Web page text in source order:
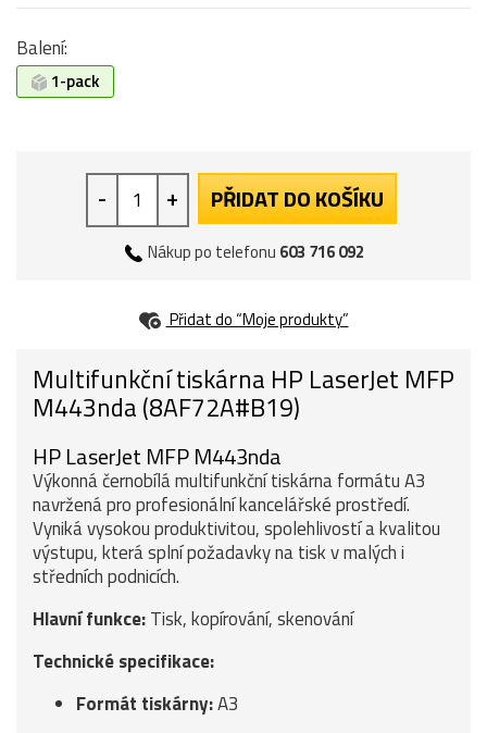
Balení:
1-pack
- + PŘIDAT DO KOŠÍKU
Nákup po telefonu 603 716 092
Přidat do “Moje produkty”
Multifunkční tiskárna HP LaserJet MFP
M443nda (8AF72A#B19)
HP LaserJet MFP M443nda
Výkonná černobílá multifunkční tiskárna formátu A3
navržená pro profesionální kancelářské prostředí.
Vyniká vysokou produktivitou, spolehlivostí a kvalitou
výstupu, která splní požadavky na tisk v malých i
středních podnicích.
Hlavní funkce:Tisk, kopírování, skenování
Technické specifikace:
Formát tiskárny:A3